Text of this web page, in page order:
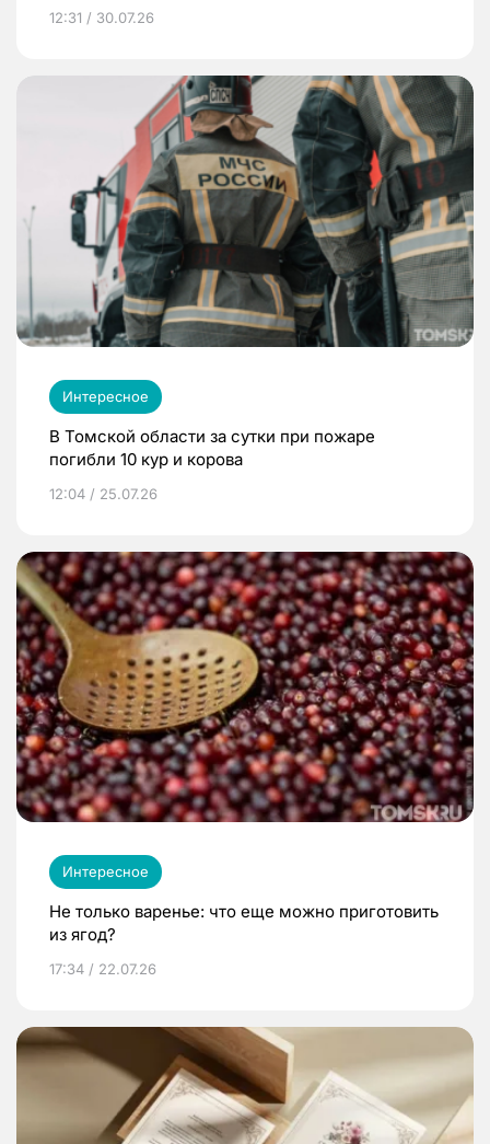
12:31 / 30.07.26
Интересное
В Томской области за сутки при пожаре
погибли 10 кур и корова
12:04 / 25.07.26
Интересное
Не только варенье: что еще можно приготовить
из ягод?
17:34 / 22.07.26